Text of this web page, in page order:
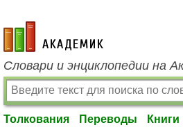
academic.ru
Словари и энциклопедии на
Толкования Переводы Книги